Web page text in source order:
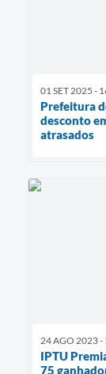
01 SET 2025 -
Prefeitura
desconto
atrasados
24 AGO 2023 -
IPTU
75